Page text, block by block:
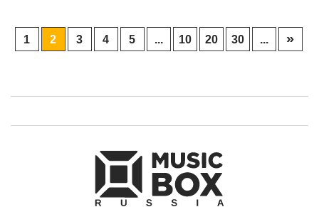
1 2 3 4 5 ... 10 20 30 ... »